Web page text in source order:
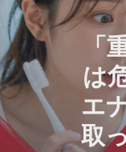
「
は
エ
取